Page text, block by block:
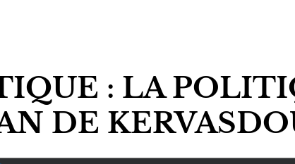
: LA
DE